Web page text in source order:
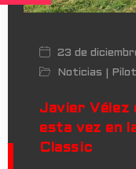
23 de
Noticias
Javier Vélez
esta vez en
Classic